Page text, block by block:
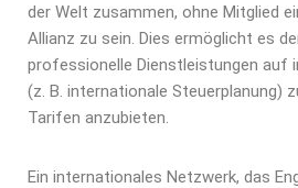
der Welt zusammen, ohne Mitglied
Allianz zu sein. Dies ermöglicht es
professionelle Dienstleistungen auf
(z. B. internationale Steuerplanung)
Tarifen anzubieten.
Ein internationales Netzwerk, das